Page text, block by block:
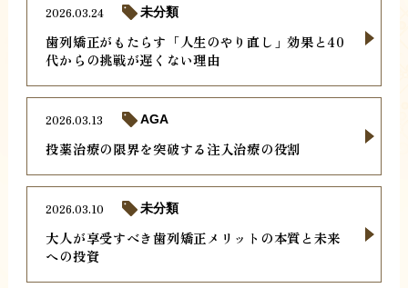
歯列矯正がもたらす「人生のやり直し」効果と40
代からの挑戦が遅くない理由
2026.03.24 未分類
投薬治療の限界を突破する注入治療の役割
2026.03.13 AGA
大人が享受すべき歯列矯正メリットの本質と未来
への投資
2026.03.10 未分類